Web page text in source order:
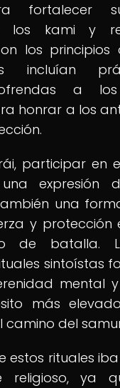
fortalecer
los kami y
los principios
incluían
ofrendas a
honrar a los
participar en
expresión
una
y ​​protección
de batalla.
sintoístas
mental
más
camino del
estos rituales
religioso, ya